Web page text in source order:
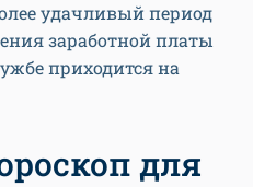
удачливый период
заработной платы
приходится на
для